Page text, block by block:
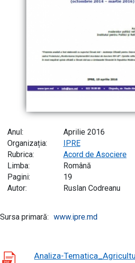
Anul:
Aprilie 2016
Organizația:
IPRE
Rubrica:
Acord de Asociere
Limba:
Română
Pagini:
19
Autor:
Ruslan Codreanu
Sursa primară: www.ipre.md
Analiza-